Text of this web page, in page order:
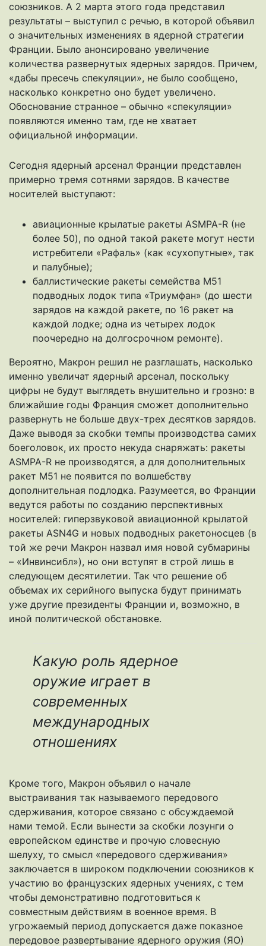
союзников. А 2 марта этого года представил
результаты – выступил с речью, в которой объявил
о значительных изменениях в ядерной стратегии
Франции. Было анонсировано увеличение
количества развернутых ядерных зарядов. Причем,
«дабы пресечь спекуляции», не было сообщено,
насколько конкретно оно будет увеличено.
Обоснование странное – обычно «спекуляции»
появляются именно там, где не хватает
официальной информации.
Сегодня ядерный арсенал Франции представлен
примерно тремя сотнями зарядов. В качестве
носителей выступают:
авиационные крылатые ракеты ASMPA-R (не
более 50), по одной такой ракете могут нести
истребители «Рафаль» (как «сухопутные», так
и палубные);
баллистические ракеты семейства M51
подводных лодок типа «Триумфан» (до шести
зарядов на каждой ракете, по 16 ракет на
каждой лодке; одна из четырех лодок
поочередно на долгосрочном ремонте).
Вероятно, Макрон решил не разглашать, насколько
именно увеличат ядерный арсенал, поскольку
цифры не будут выглядеть внушительно и грозно: в
ближайшие годы Франция сможет дополнительно
развернуть не больше двух-трех десятков зарядов.
Даже выводя за скобки темпы производства самих
боеголовок, их просто некуда снаряжать: ракеты
ASMPA-R не производятся, а для дополнительных
ракет M51 не появится по волшебству
дополнительная подлодка. Разумеется, во Франции
ведутся работы по созданию перспективных
носителей: гиперзвуковой авиационной крылатой
ракеты ASN4G и новых подводных ракетоносцев (в
той же речи Макрон назвал имя новой субмарины
– «Инвинсибл»), но они вступят в строй лишь в
следующем десятилетии. Так что решение об
объемах их серийного выпуска будут принимать
уже другие президенты Франции и, возможно, в
иной политической обстановке.
Какую роль ядерное
оружие играет в
современных
международных
отношениях
Кроме того, Макрон объявил о начале
выстраивания так называемого передового
сдерживания, которое связано с обсуждаемой
нами темой. Если вынести за скобки лозунги о
европейском единстве и прочую словесную
шелуху, то смысл «передового сдерживания»
заключается в широком подключении союзников к
участию во французских ядерных учениях, с тем
чтобы демонстративно подготовиться к
совместным действиям в военное время. В
угрожаемый период допускается даже показное
передовое развертывание ядерного оружия (ЯО)